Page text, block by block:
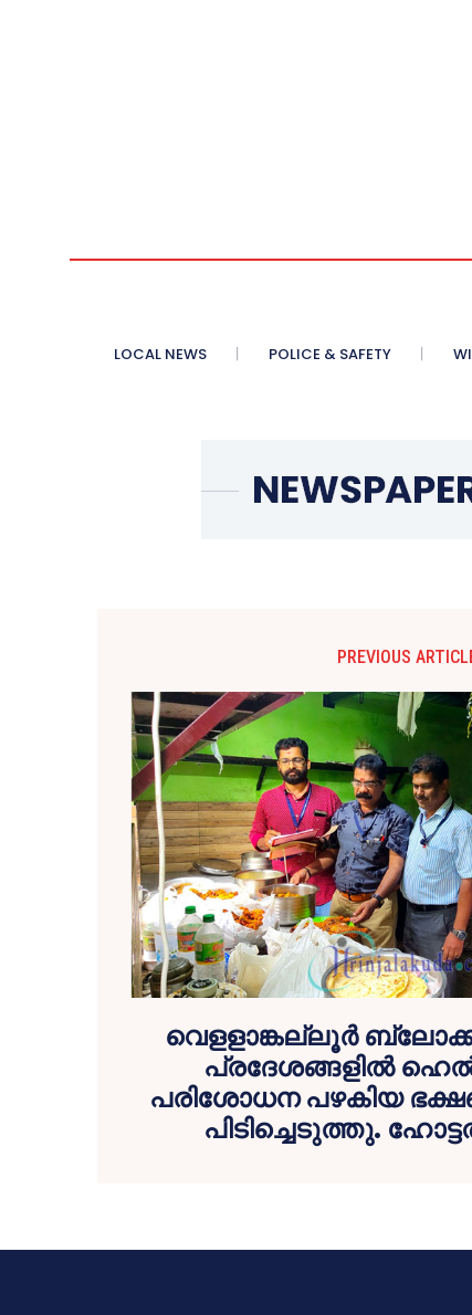
LOCAL NEWS POLICE & SAFETY
PREVIOUS
വെളളാങ്കല്ലൂര്‍
പ്രദേശങ്ങളില്‍
പരിശോധന പഴകിയ
പിടിച്ചെടുത്തു.